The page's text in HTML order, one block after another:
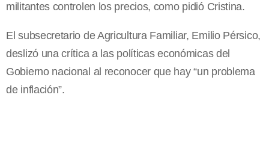
militantes controlen los precios, como pidió Cristina.
El subsecretario de Agricultura Familiar, Emilio Pérsico,
deslizó una crítica a las políticas económicas del
Gobierno nacional al reconocer que hay “un problema
de inflación”.